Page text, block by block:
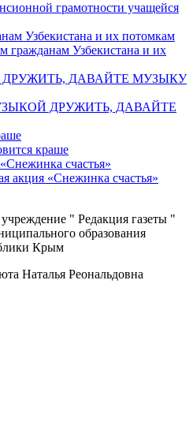
грамотности учащейся
гражданам Узбекистана и их
ДРУЖИТЬ, ДАВАЙТЕ
краше
акция «Снежинка счастья»
" Редакция газеты "
образования
Крым
Наталья Реональдовна